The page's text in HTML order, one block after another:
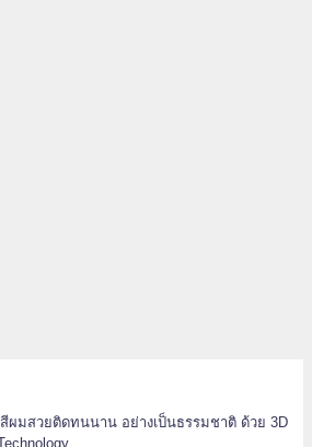
ผมสวยติดทนนาน อย่างเป็นธรรมชาติ ด้วย 3D